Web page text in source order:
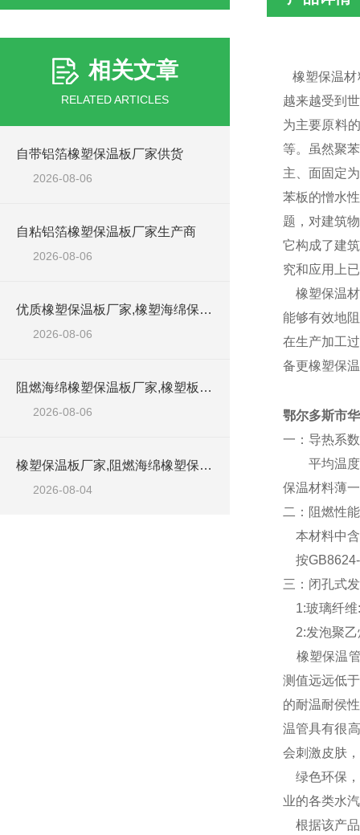
相关文章
RELATED ARTICLES
自带铝箔橡塑保温板厂家供货
2026-08-06
自粘铝箔橡塑保温板厂家生产商
2026-08-06
优质橡塑保温板厂家,橡塑海绵保温材料供货商
2026-08-06
阻燃海绵橡塑保温板厂家,橡塑板厂家销售点
2026-08-06
橡塑保温板厂家,阻燃海绵橡塑保温板厂家出售
2026-08-04
橡塑保温材
越来越受到
为主要原料
等。虽然聚
主、面固定
苯板的憎水
题，对建筑
它构成了建
究和应用上
橡塑保温材
能够有效地
在生产加工
备更橡塑保
鄂尔多斯市
一：导热系
平均温度为
保温材料薄
二：阻燃性
本材料中含
按GB8624-
三：闭孔式
1:玻璃纤维:
2:发泡聚乙
橡塑保温管
测值远远低
的耐温耐侯
温管具有很
会刺激皮肤
绿色环保，
业的各类水
根据该产品